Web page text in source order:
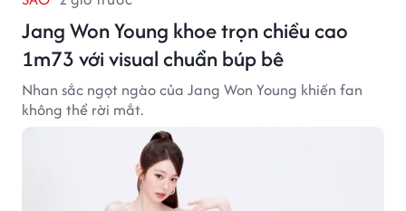
Jang Won Young khoe trọn chiều cao
1m73 với visual chuẩn búp bê
Nhan sắc ngọt ngào của Jang Won Young khiến fan
không thể rời mắt.